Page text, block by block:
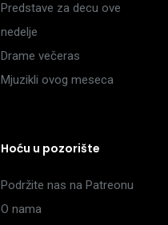
Predstave za decu ove
nedelje
Drame večeras
Mjuzikli ovog meseca
Hoću u pozorište
Podržite nas na Patreonu
O nama